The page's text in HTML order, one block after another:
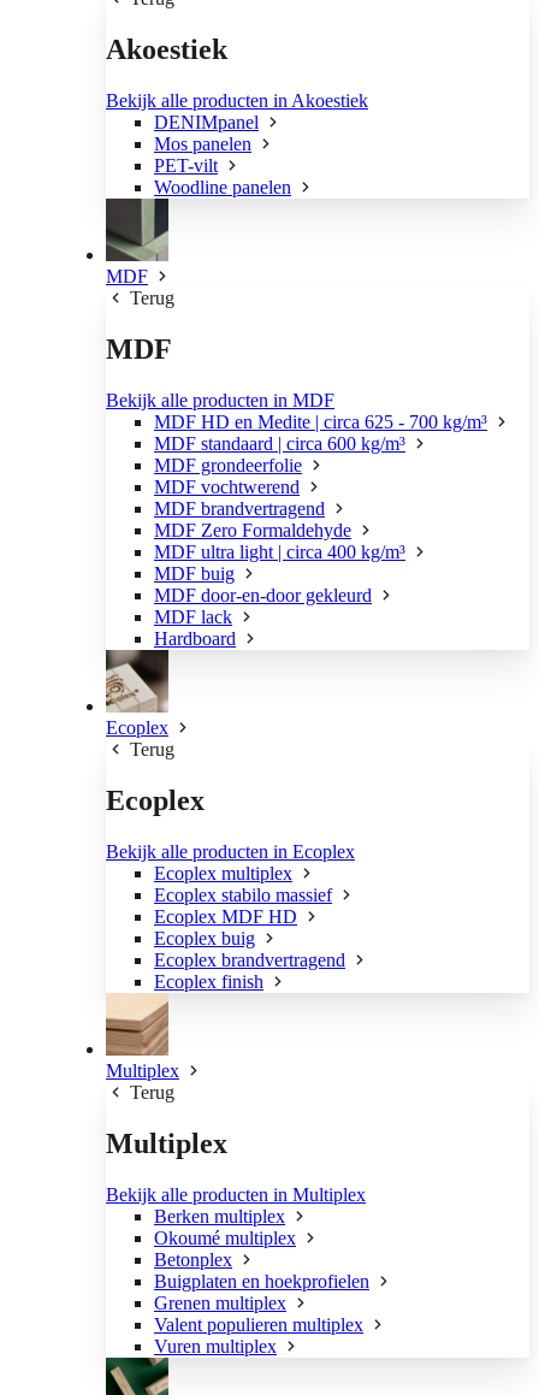
Akoestiek
Bekijk alle producten in Akoestiek
DENIMpanel
Mos panelen
PET-vilt
Woodline panelen
MDF
Terug
MDF
Bekijk alle producten in MDF
MDF HD en Medite | circa 625 - 700 kg/m³
MDF standaard | circa 600 kg/m³
MDF grondeerfolie
MDF vochtwerend
MDF brandvertragend
MDF Zero Formaldehyde
MDF ultra light | circa 400 kg/m³
MDF buig
MDF door-en-door gekleurd
MDF lack
Hardboard
Ecoplex
Terug
Ecoplex
Bekijk alle producten in Ecoplex
Ecoplex multiplex
Ecoplex stabilo massief
Ecoplex MDF HD
Ecoplex buig
Ecoplex brandvertragend
Ecoplex finish
Multiplex
Terug
Multiplex
Bekijk alle producten in Multiplex
Berken multiplex
Okoumé multiplex
Betonplex
Buigplaten en hoekprofielen
Grenen multiplex
Valent populieren multiplex
Vuren multiplex